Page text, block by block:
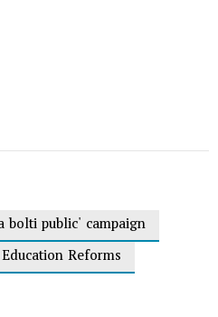
bolti public' campaign
Education Reforms